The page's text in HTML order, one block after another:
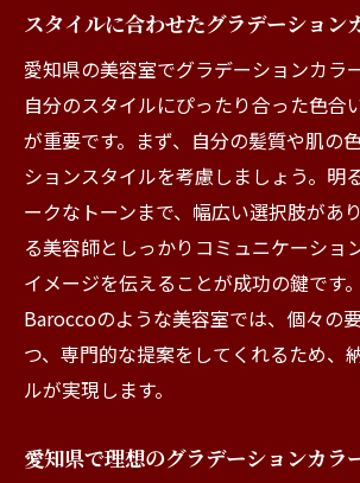
スタイルに合わせたグラデーション
愛知県の美容室でグラデーションカラ
自分のスタイルにぴったり合った色合
が重要です。まず、自分の髪質や肌の
ションスタイルを考慮しましょう。明
ークなトーンまで、幅広い選択肢があ
る美容師としっかりコミュニケーショ
イメージを伝えることが成功の鍵です
Baroccoのような美容室では、個々の
つ、専門的な提案をしてくれるため、
ルが実現します。
愛知県で理想のグラデーションカラ